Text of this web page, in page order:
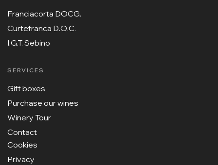
Franciacorta DOCG.
Curtefranca D.O.C.
I.G.T. Sebino
SERVICES
Gift boxes
Purchase our wines
Winery Tour
Contact
Cookies
Privacy